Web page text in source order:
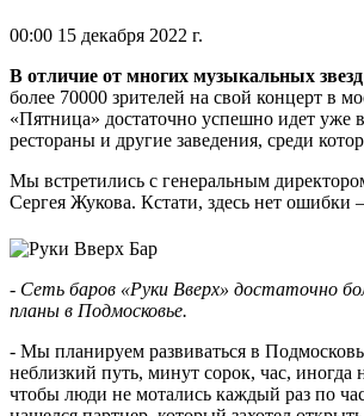
00:00 15 декабря 2022 г.
В отличие от многих музыкальных
более 70000 зрителей на свой концерт в
«Пятница» достаточно успешно идет уже
рестораны и другие заведения, среди
Мы встретились с генеральным
Сергея Жукова. Кстати, здесь нет ошибки
- Сеть баров «Руки Вверх» достаточно
планы в Подмосковье.
- Мы планируем развиваться в
неблизкий путь, минут сорок, час, иногда
чтобы люди не мотались каждый раз по